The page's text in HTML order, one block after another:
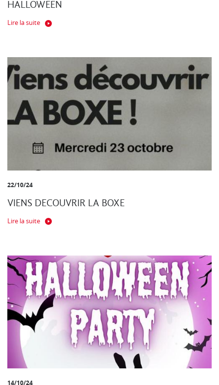
HALLOWEEN
Lire la suite
22/10/24
VIENS DECOUVRIR LA BOXE
Lire la suite
14/10/24